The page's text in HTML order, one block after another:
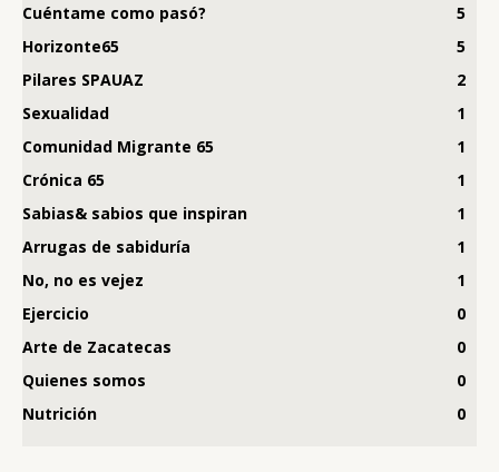
Cuéntame como pasó?
5
Horizonte65
5
Pilares SPAUAZ
2
Sexualidad
1
Comunidad Migrante 65
1
Crónica 65
1
Sabias& sabios que inspiran
1
Arrugas de sabiduría
1
No, no es vejez
1
Ejercicio
0
Arte de Zacatecas
0
Quienes somos
0
Nutrición
0